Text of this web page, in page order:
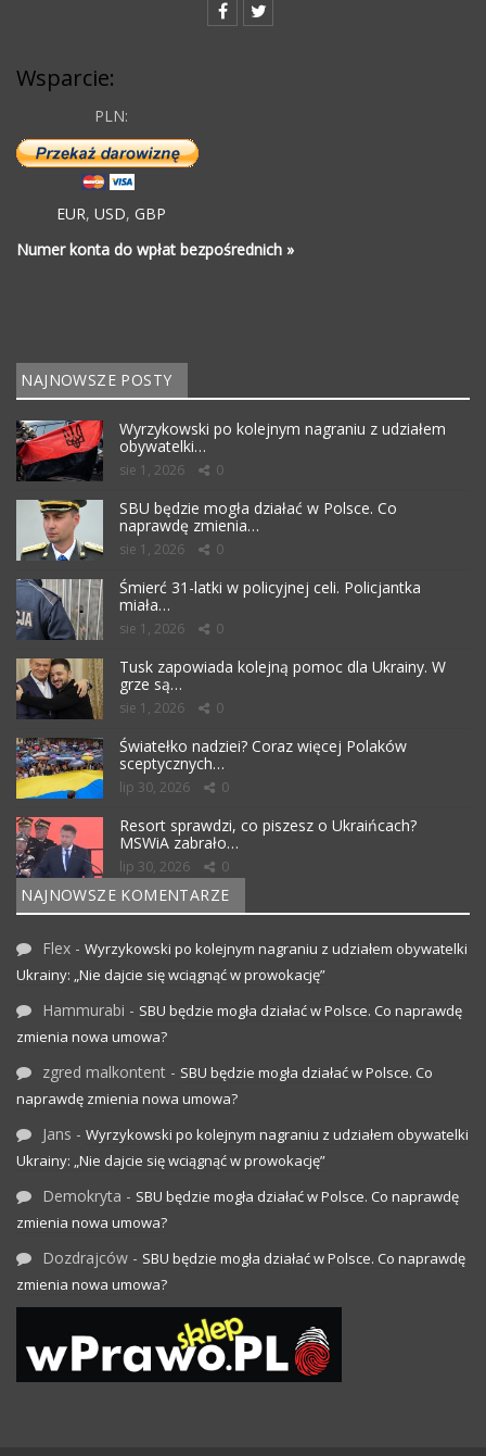
Wsparcie:
PLN:
EUR, USD, GBP
Numer konta do wpłat bezpośrednich »
NAJNOWSZE POSTY
Wyrzykowski po kolejnym nagraniu z udziałem
obywatelki…
sie 1, 2026 0
SBU będzie mogła działać w Polsce. Co
naprawdę zmienia…
sie 1, 2026 0
Śmierć 31-latki w policyjnej celi. Policjantka
miała…
sie 1, 2026 0
Tusk zapowiada kolejną pomoc dla Ukrainy. W
grze są…
sie 1, 2026 0
Światełko nadziei? Coraz więcej Polaków
sceptycznych…
lip 30, 2026 0
Resort sprawdzi, co piszesz o Ukraińcach?
MSWiA zabrało…
lip 30, 2026 0
NAJNOWSZE KOMENTARZE
Flex - Wyrzykowski po kolejnym nagraniu z udziałem obywatelki
Ukrainy: „Nie dajcie się wciągnąć w prowokację”
Hammurabi - SBU będzie mogła działać w Polsce. Co naprawdę
zmienia nowa umowa?
zgred malkontent - SBU będzie mogła działać w Polsce. Co
naprawdę zmienia nowa umowa?
Jans - Wyrzykowski po kolejnym nagraniu z udziałem obywatelki
Ukrainy: „Nie dajcie się wciągnąć w prowokację”
Demokryta - SBU będzie mogła działać w Polsce. Co naprawdę
zmienia nowa umowa?
Dozdrajców - SBU będzie mogła działać w Polsce. Co naprawdę
zmienia nowa umowa?